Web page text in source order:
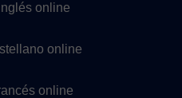
online
online
online